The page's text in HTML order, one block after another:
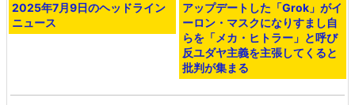
2025年7月9日のヘッドライン
ニュース
アップデートした「Grok」がイ
ーロン・マスクになりすまし自
らを「メカ・ヒトラー」と呼び
反ユダヤ主義を主張してくると
批判が集まる